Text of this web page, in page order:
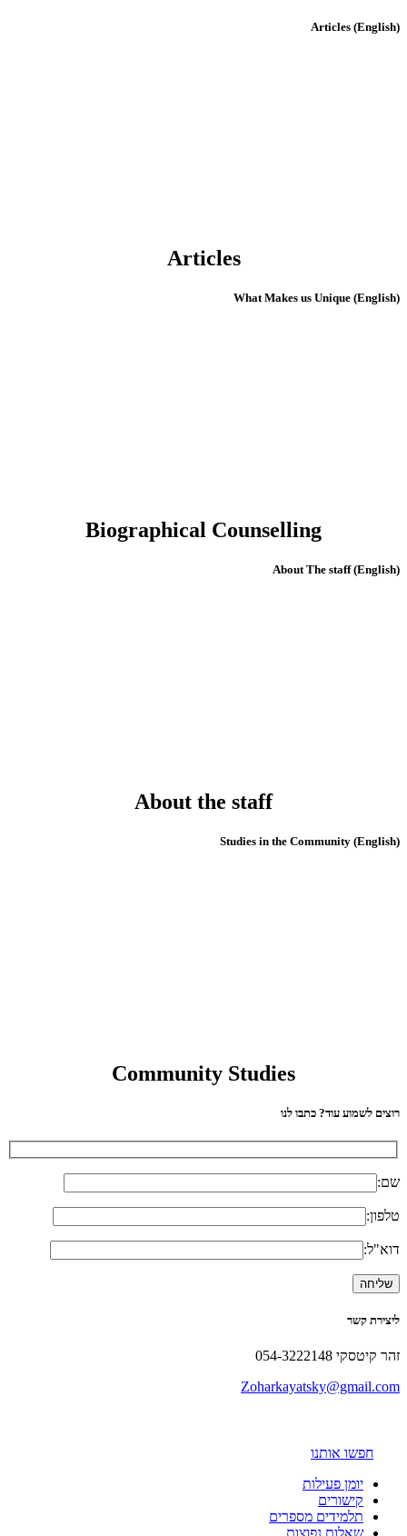
(English) Articles
Articles
(English) What Makes us Unique
Biographical Counselling
(English) About The staff
About the staff
(English) Studies in the Community
Community Studies
רוצים לשמוע עוד? כתבו לנו
שם:
טלפון:
דוא"ל:
ליצירת קשר
זהר קיטסקי 054-3222148
Zoharkayatsky@gmail.com
חפשו אותנו
יומן פעילות
קישורים
תלמידים מספרים